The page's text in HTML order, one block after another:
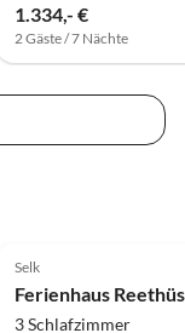
1.334,- €
2 Gäste / 7 Nächte
Selk
3 Schlafzimmer